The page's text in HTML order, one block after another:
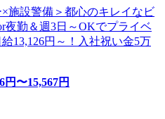
施設警備＞都心のキレイなビ
夜勤＆週3日～OKでプライベ
13,126円～！入社祝い金5万
円〜15,567円